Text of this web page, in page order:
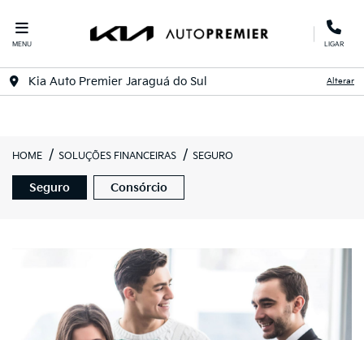
MENU LIGAR
Kia Auto Premier Jaraguá do Sul Alterar
HOME SOLUÇÕES FINANCEIRAS SEGURO
Consórcio
Seguro